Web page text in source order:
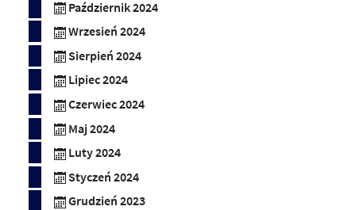
Październik 2024
Wrzesień 2024
Sierpień 2024
Lipiec 2024
Czerwiec 2024
Maj 2024
Luty 2024
Styczeń 2024
Grudzień 2023